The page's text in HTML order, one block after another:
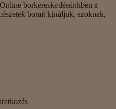
borkereskedésünkben a
borait kínáljuk, azoknak,